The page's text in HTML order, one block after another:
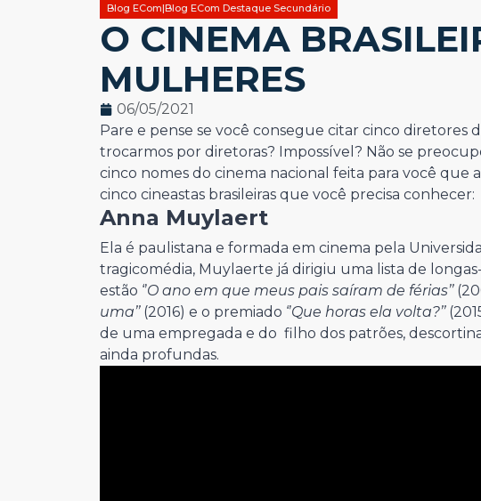
Blog ECom|Blog ECom Destaque Secundário
O CINEMA
MULHERES
06/05/2021
Pare e pense se você consegue citar cinco diretores
trocarmos por diretoras? Impossível? Não se
cinco nomes do cinema nacional feita para você que
cinco cineastas brasileiras que você precisa conhecer:
Anna Muylaert
Ela é paulistana e formada em cinema pela
tragicomédia, Muylaerte já dirigiu uma lista de
estão ‘’O ano em que meus pais saíram de férias’’
uma’’(2016) e o premiado ‘’Que horas ela volta?’’
de uma empregada e do filho dos patrões,
ainda profundas.